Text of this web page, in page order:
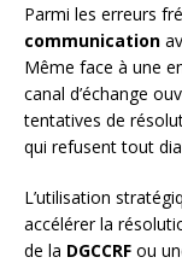
Parmi les erreurs
communication
Même face à une
canal d’échange
tentatives de
qui refusent tout
L’utilisation
accélérer la
de la DGCCRF ou